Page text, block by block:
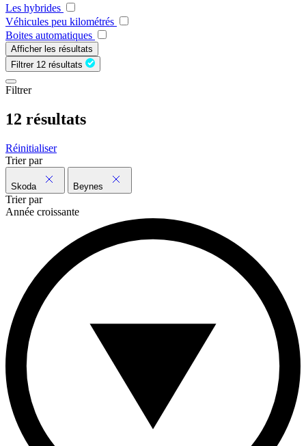
Les hybrides
Véhicules peu kilométrés
Boites automatiques
Afficher les résultats
Filtrer 12 résultats
Filtrer
12 résultats
Réinitialiser
Trier par
Skoda Beynes
Trier par
Année croissante